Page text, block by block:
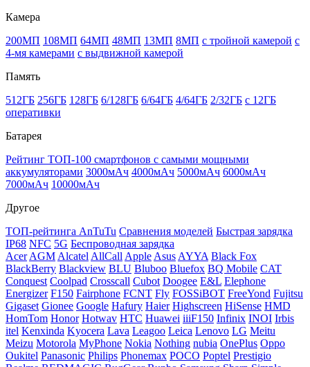
Камера
200МП 108МП 64МП 48МП 13МП 8МП с тройной камерой с
4-мя камерами с выдвижной камерой
Память
512ГБ 256ГБ 128ГБ 6/128ГБ 6/64ГБ 4/64ГБ 2/32ГБ с 12ГБ
оперативки
Батарея
Рейтинг ТОП-100 смартфонов с самыми мощными
аккумуляторами 3000мАч 4000мАч 5000мАч 6000мАч
7000мАч 10000мАч
Другое
ТОП-рейтинга AnTuTu Сравнения моделей Быстрая зарядка
IP68 NFC 5G Беспроводная зарядка
Acer AGM Alcatel AllCall Apple Asus AYYA Black Fox
BlackBerry Blackview BLU Bluboo Bluefox BQ Mobile CAT
Conquest Coolpad Crosscall Cubot Doogee E&L Elephone
Energizer F150 Fairphone FCNT Fly FOSSiBOT FreeYond Fujitsu
Gigaset Gionee Google Hafury Haier Highscreen HiSense HMD
HomTom Honor Hotwav HTC Huawei iiiF150 Infinix INOI Irbis
itel Kenxinda Kyocera Lava Leagoo Leica Lenovo LG Meitu
Meizu Motorola MyPhone Nokia Nothing nubia OnePlus Oppo
Oukitel Panasonic Philips Phonemax POCO Poptel Prestigio